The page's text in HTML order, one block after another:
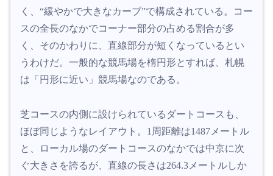
く、“緩やかで大きなカーブ”で構成されている。コー
スの全長のなかでコーナー部分の占める割合が多
く、そのかわりに、直線部分が短くなっているとい
うわけだ。一般的な競馬場を楕円形とすれば、札幌
は「円形に近い」競馬場なのである。
芝コースの内側に設けられているダートコースも、
ほぼ同じようなレイアウト。1周距離は1487メートル
と、ローカル場のダートコースのなかでは中京に次
ぐ大きさを誇るが、直線の長さは264.3メートルしか